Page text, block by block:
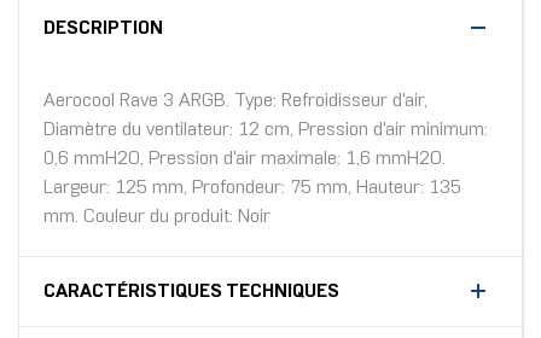
DESCRIPTION
Aerocool Rave 3 ARGB. Type: Refroidisseur d'air,
Diamètre du ventilateur: 12 cm, Pression d'air minimum:
0,6 mmH2O, Pression d'air maximale: 1,6 mmH2O.
Largeur: 125 mm, Profondeur: 75 mm, Hauteur: 135
mm. Couleur du produit: Noir
CARACTÉRISTIQUES TECHNIQUES